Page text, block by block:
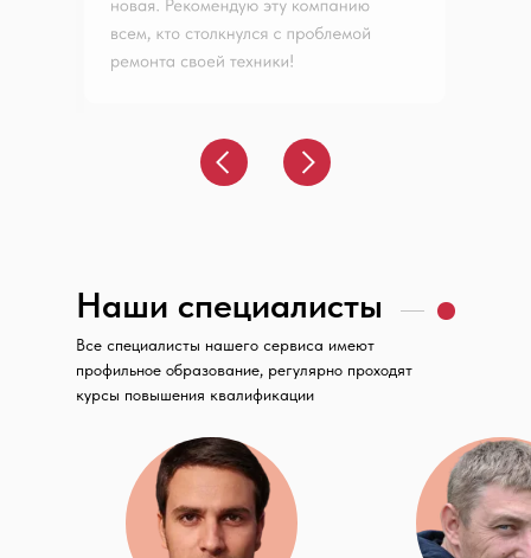
Наши специалисты
Все специалисты нашего сервиса имеют
профильное образование, регулярно проходят
курсы повышения квалификации